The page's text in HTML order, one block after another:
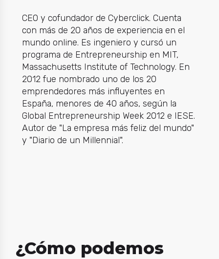
CEO y cofundador de Cyberclick. Cuenta
con más de 20 años de experiencia en el
mundo online. Es ingeniero y cursó un
programa de Entrepreneurship en MIT,
Massachusetts Institute of Technology. En
2012 fue nombrado uno de los 20
emprendedores más influyentes en
España, menores de 40 años, según la
Global Entrepreneurship Week 2012 e IESE.
Autor de "La empresa más feliz del mundo"
y "Diario de un Millennial".
¿Cómo podemos